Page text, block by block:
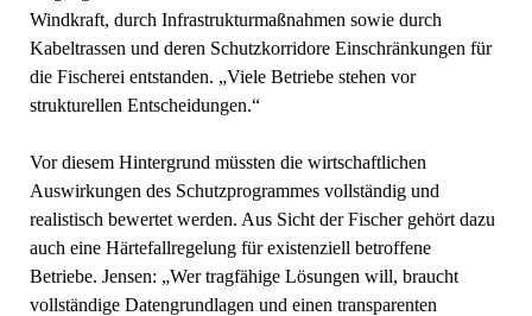
Windkraft, durch Infrastrukturmaßnahmen sowie durch
Kabeltrassen und deren Schutzkorridore Einschränkungen für
die Fischerei entstanden. „Viele Betriebe stehen vor
strukturellen Entscheidungen.“
Vor diesem Hintergrund müssten die wirtschaftlichen
Auswirkungen des Schutzprogrammes vollständig und
realistisch bewertet werden. Aus Sicht der Fischer gehört dazu
auch eine Härtefallregelung für existenziell betroffene
Betriebe. Jensen: „Wer tragfähige Lösungen will, braucht
vollständige Datengrundlagen und einen transparenten